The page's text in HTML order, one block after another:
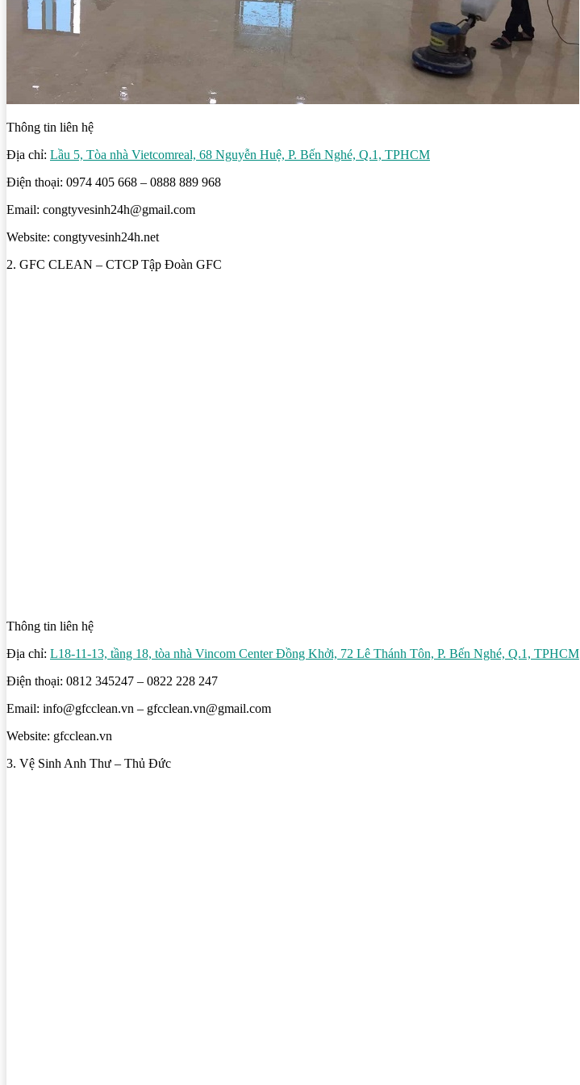
Thông tin liên hệ
Địa chỉ: Lầu 5, Tòa nhà Vietcomreal, 68 Nguyễn Huệ, P. Bến Nghé, Q.1, TPHCM
Điện thoại: 0974 405 668 – 0888 889 968
Email: congtyvesinh24h@gmail.com
Website: congtyvesinh24h.net
2. GFC CLEAN – CTCP Tập Đoàn GFC
Thông tin liên hệ
Địa chỉ: L18-11-13, tầng 18, tòa nhà Vincom Center Đồng Khởi, 72 Lê Thánh Tôn, P. Bến Nghé, Q.1, TPHCM
Điện thoại: 0812 345247 – 0822 228 247
Email: info@gfcclean.vn – gfcclean.vn@gmail.com
Website: gfcclean.vn
3. Vệ Sinh Anh Thư – Thủ Đức